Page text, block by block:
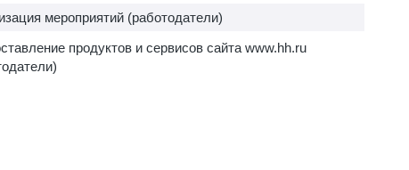
мероприятий (работодатели)
продуктов и сервисов сайта www.hh.ru